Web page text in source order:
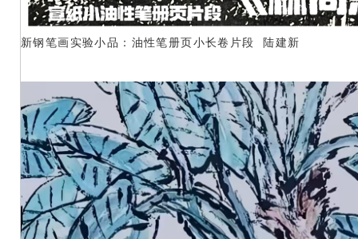
新钢笔画实验小品：油性笔册页小长卷片段 陆建新